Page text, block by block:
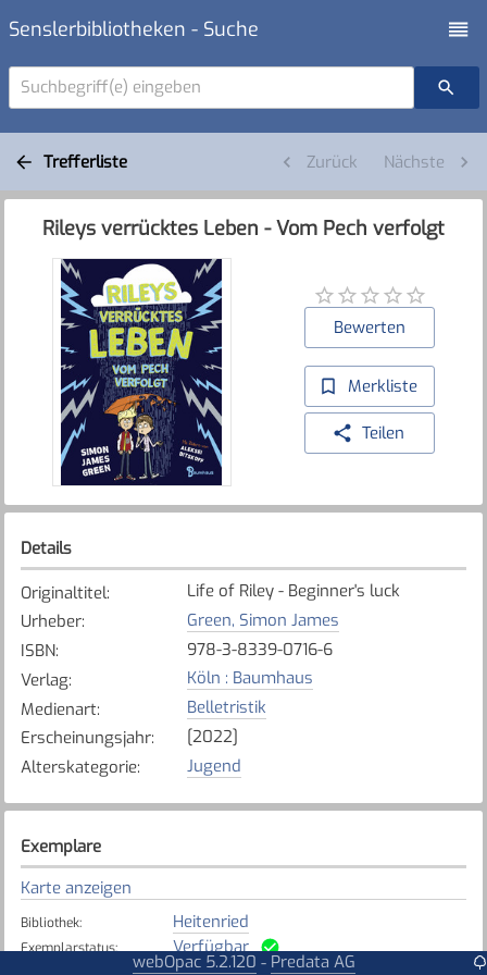
Senslerbibliotheken - Suche
Suchbegriff(e) eingeben
Trefferliste Zurück Nächste
Rileys verrücktes Leben - Vom Pech verfolgt
Bewerten
Merkliste
Teilen
Details
Originaltitel:
Life of Riley - Beginner's luck
Urheber:
Green, Simon James
ISBN:
978-3-8339-0716-6
Verlag:
Köln : Baumhaus
Medienart:
Belletristik
Erscheinungsjahr:
[2022]
Alterskategorie: Jugend
Exemplare
Karte anzeigen
Bibliothek: Heitenried
Exemplarstatus: Verfügbar
webOpac 5.2.120 - Predata AG